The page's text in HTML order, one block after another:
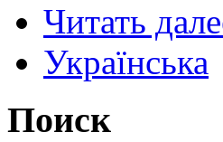
Читать
Українська
Поиск